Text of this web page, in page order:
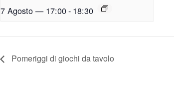
7 Agosto — 17:00- 18:30
Pomeriggi di giochi da tavolo